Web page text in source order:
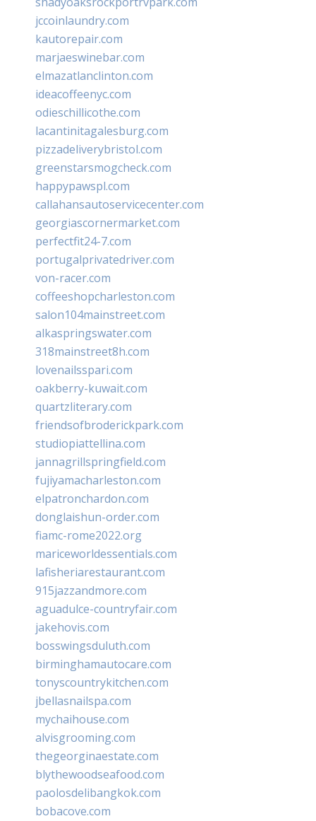
jccoinlaundry.com
kautorepair.com
marjaeswinebar.com
elmazatlanclinton.com
ideacoffeenyc.com
odieschillicothe.com
lacantinitagalesburg.com
pizzadeliverybristol.com
greenstarsmogcheck.com
happypawspl.com
callahansautoservicecenter.com
georgiascornermarket.com
perfectfit24-7.com
portugalprivatedriver.com
von-racer.com
coffeeshopcharleston.com
salon104mainstreet.com
alkaspringswater.com
318mainstreet8h.com
lovenailsspari.com
oakberry-kuwait.com
quartzliterary.com
friendsofbroderickpark.com
studiopiattellina.com
jannagrillspringfield.com
fujiyamacharleston.com
elpatronchardon.com
donglaishun-order.com
fiamc-rome2022.org
mariceworldessentials.com
lafisheriarestaurant.com
915jazzandmore.com
aguadulce-countryfair.com
jakehovis.com
bosswingsduluth.com
birminghamautocare.com
tonyscountrykitchen.com
jbellasnailspa.com
mychaihouse.com
alvisgrooming.com
thegeorginaestate.com
blythewoodseafood.com
paolosdelibangkok.com
bobacove.com